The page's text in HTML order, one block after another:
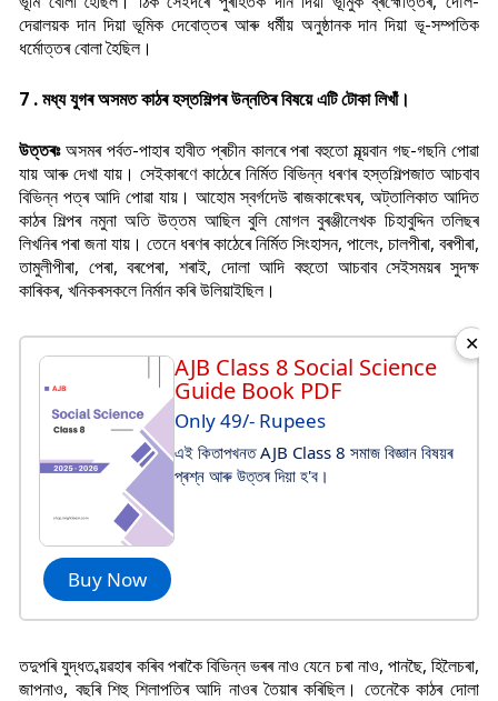
দেৱালয়ক দান দিয়া ভূমিক দেবোত্তৰ আৰু ধৰ্মীয় অনুষ্ঠানক দান দিয়া ভূ-সম্পতিক
ধৰ্মোত্তৰ বোলা হৈছিল।
7 . মধ্য যুগৰ অসমত কাঠৰ হস্তশিল্পৰ উন্নতিৰ বিষয়ে এটি টোকা লিখাঁ।
উত্তৰঃঅসমৰ পৰ্বত-পাহাৰ হাবীত প্ৰচীন কালৰে পৰা বহুতো মূল্য়বান গছ-গছনি পোৱা
যায় আৰু দেখা যায়। সেইকাৰণে কাঠেৰে নিৰ্মিত বিভিন্ন ধৰণৰ হস্তশিল্পজাত আচবাব
বিভিন্ন পত্ৰ আদি পোৱা যায়। আহোম স্বৰ্গদেউ ৰাজকাৰেংঘৰ, অট্তালিকাত আদিত
কাঠৰ শিল্পৰ নমুনা অতি উত্তম আছিল বুলি মোগল বুৰঞ্জীলেখক চিহাবুদ্দিন তলিছৰ
লিখনিৰ পৰা জনা যায়। তেনে ধৰণৰ কাঠেৰে নিৰ্মিত সিংহাসন, পালেং, চালপীৰা, বৰপীৰা,
তামুলীপীৰা, পেৰা, বৰপেৰা, শৰাই, দোলা আদি বহুতো আচবাব সেইসময়ৰ সুদক্ষ
কাৰিকৰ, খনিকৰসকলে নিৰ্মান কৰি উলিয়াইছিল।
Buy Now
AJB Class 8 Social Science
Guide Book PDF
Only 49/- Rupees
এই কিতাপখনত AJB Class 8 সমাজ বিজ্ঞান বিষয়ৰ
প্ৰশ্ন আৰু উত্তৰ দিয়া হ'ব।
✕
তদুপৰি যুদ্ধত ব্য়ৱহাৰ কৰিব পৰাকৈ বিভিন্ন ভৰৰ নাও যেনে চৰা নাও, পানছৈ, হিলৈচৰা,
জাপনাও, বছৰি শিহু শিলাপতিৰ আদি নাওৰ তৈয়াৰ কৰিছিল। তেনেকৈ কাঠৰ দোলা